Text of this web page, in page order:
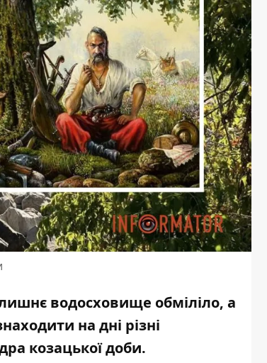
водосховище обміліло, а
на дні різні
козацької доби.